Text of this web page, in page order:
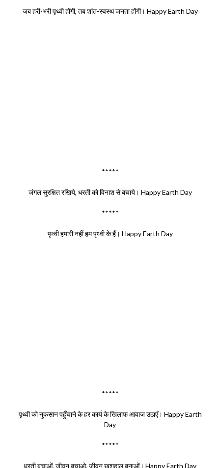
जब हरी-भरी पृथ्वी होंगी, तब शांत-स्वस्थ जनता होंगी। Happy Earth Day
*****
जंगल सुरक्षित रखिये, धरती को विनाश से बचाये। Happy Earth Day
*****
पृथ्वी हमारी नहीं हम पृथ्वी के हैं। Happy Earth Day
*****
पृथ्वी को नुकसान पहुँचाने के हर कार्य के खिलाफ आवाज उठाएँ। HappyEarth
Day
*****
धरती बचाओं, जीवन बचाओ, जीवन खुशहाल बनाओं। Happy Earth Day